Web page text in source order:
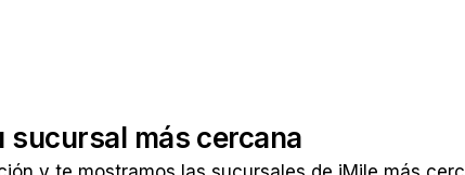
sucursal más cercana